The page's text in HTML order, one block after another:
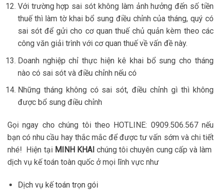
Với trường hợp sai sót không làm ảnh hưởng đến số tiền
thuế thì làm tờ khai bổ sung điều chỉnh của tháng, quý có
sai sót để gửi cho cơ quan thuế chủ quản kèm theo các
công văn giải trình với cơ quan thuế về vấn đề này.
Doanh nghiệp chỉ thực hiện kê khai bổ sung cho tháng
nào có sai sót và điều chỉnh nếu có
Những tháng không có sai sót, điều chỉnh gì thì không
được bổ sung điều chỉnh
Gọi ngay cho chúng tôi theo HOTLINE: 0909.506.567 nếu
bạn có nhu cầu hay thắc mắc để được tư vấn sớm và chi tiết
nhé! Hiện tại MINH KHAI chúng tôi chuyên cung cấp và làm
dịch vụ kế toán toàn quốc ở mọi lĩnh vực như
Dịch vụ kế toán trọn gói